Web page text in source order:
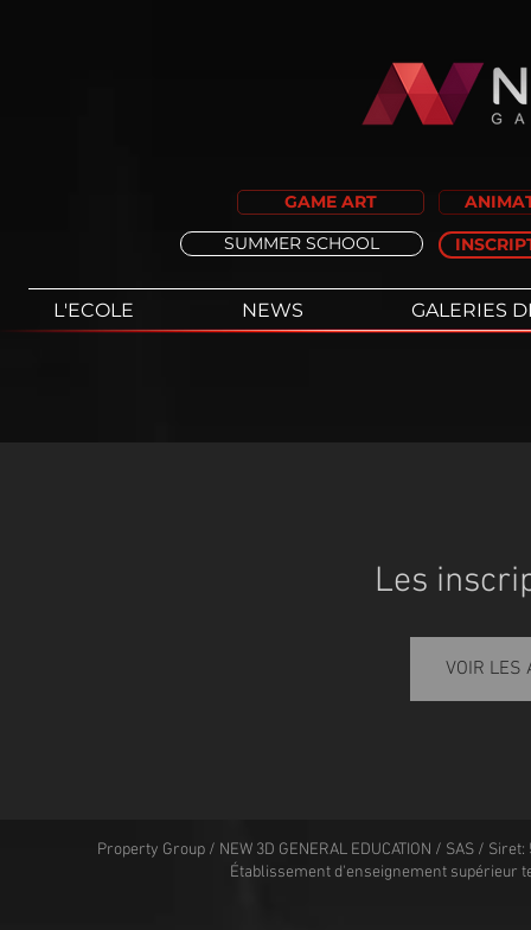
GAME ART
SUMMER SCHOOL
L'ECOLE NEWS GALERIES
Les
VOIR LES
Property Group / NEW 3D GENERAL EDUCATION / SAS /
Établissement d'enseignement supérieur